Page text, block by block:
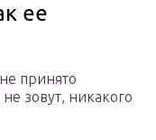
ее
принято
зовут, никакого